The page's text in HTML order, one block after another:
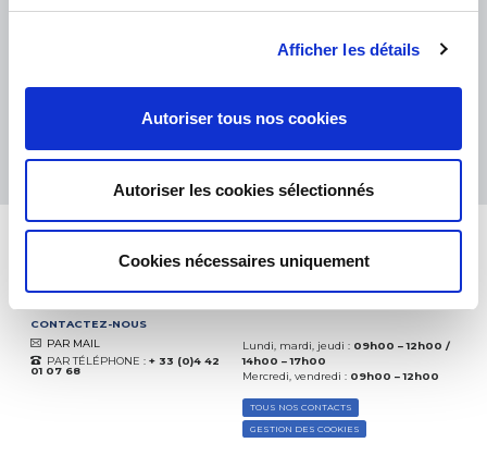
Afficher les détails
Autoriser tous nos cookies
Autoriser les cookies sélectionnés
Cookies nécessaires uniquement
eKomi
Excellent: 4.5/5
Basé sur37935 avis
CONTACTEZ-NOUS
PAR MAIL
PAR TÉLÉPHONE : + 33 (0)4 42
01 07 68
Lundi, mardi, jeudi : 09h00 – 12h00 /
14h00 – 17h00
Mercredi, vendredi : 09h00 – 12h00
TOUS NOS CONTACTS
GESTION DES COOKIES